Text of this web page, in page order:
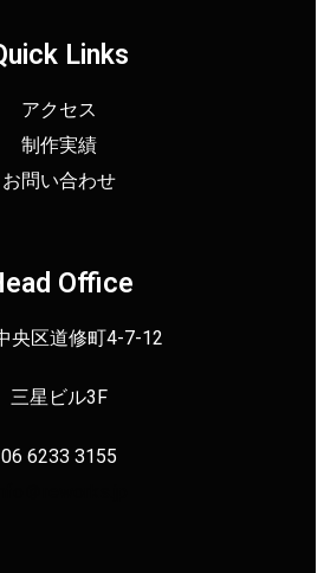
Links
アクセス
制作実績
お問い合わせ
Office
央区道修町4-7-12
三星ビル3F
06 6233 3155